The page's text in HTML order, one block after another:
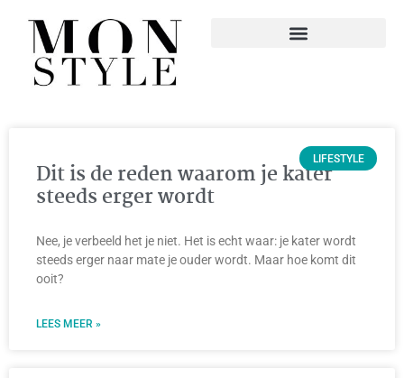
LIFESTYLE
Dit is de reden waarom je kater
steeds erger wordt
Nee, je verbeeld het je niet. Het is echt waar: je kater wordt
steeds erger naar mate je ouder wordt. Maar hoe komt dit
ooit?
LEES MEER »